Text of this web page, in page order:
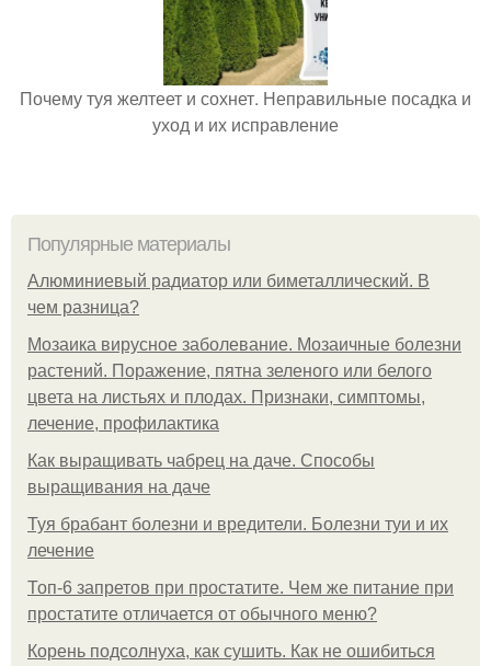
Почему туя желтеет и сохнет. Неправильные посадка и
уход и их исправление
Популярные материалы
Алюминиевый радиатор или биметаллический. В
чем разница?
Мозаика вирусное заболевание. Мозаичные болезни
растений. Поражение, пятна зеленого или белого
цвета на листьях и плодах. Признаки, симптомы,
лечение, профилактика
Как выращивать чабрец на даче. Способы
выращивания на даче
Туя брабант болезни и вредители. Болезни туи и их
лечение
Топ-6 запретов при простатите. Чем же питание при
простатите отличается от обычного меню?
Корень подсолнуха, как сушить. Как не ошибиться